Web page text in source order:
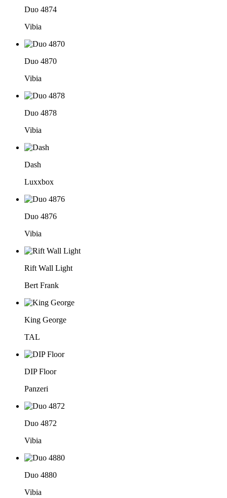
Duo 4874
Vibia
Duo 4870
Vibia
Duo 4878
Vibia
Dash
Luxxbox
Duo 4876
Vibia
Rift Wall Light
Bert Frank
King George
TAL
DIP Floor
Panzeri
Duo 4872
Vibia
Duo 4880
Vibia